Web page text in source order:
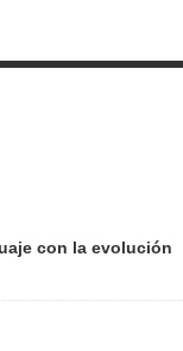
con la evolución